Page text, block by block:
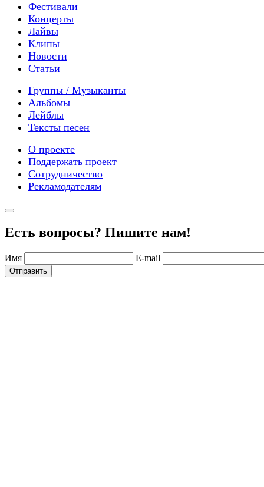
Фестивали
Концерты
Лайвы
Клипы
Новости
Статьи
Группы / Музыканты
Альбомы
Лейблы
Тексты песен
О проекте
Поддержать проект
Сотрудничество
Рекламодателям
Есть вопросы? Пишите нам!
Имя E-mail